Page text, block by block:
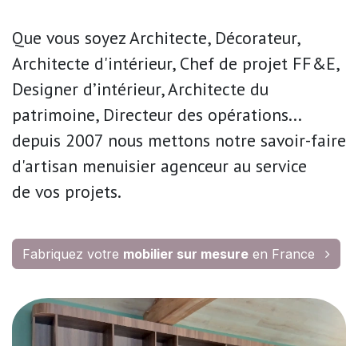
Que vous soyez Architecte, Décorateur,
Architecte d'intérieur, Chef de projet FF&E,
Designer d’intérieur, Architecte du
patrimoine, Directeur des opérations...
depuis 2007 nous mettons notre savoir-faire
d'artisan menuisier agenceur au service
de vos projets.
Fabriquez votre mobilier sur mesure en France